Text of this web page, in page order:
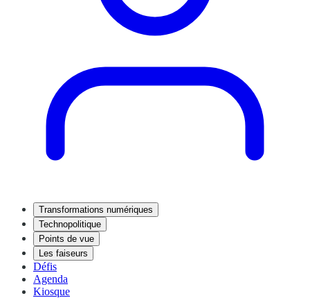
Transformations numériques
Technopolitique
Points de vue
Les faiseurs
Défis
Agenda
Kiosque